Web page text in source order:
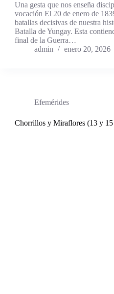
Una gesta que nos enseña
vocación El 20 de enero de
batallas decisivas de nuestra
Batalla de Yungay. Esta
final de la Guerra…
admin
enero 20, 2026
Efemérides
Chorrillos y Miraflores (13 y 15